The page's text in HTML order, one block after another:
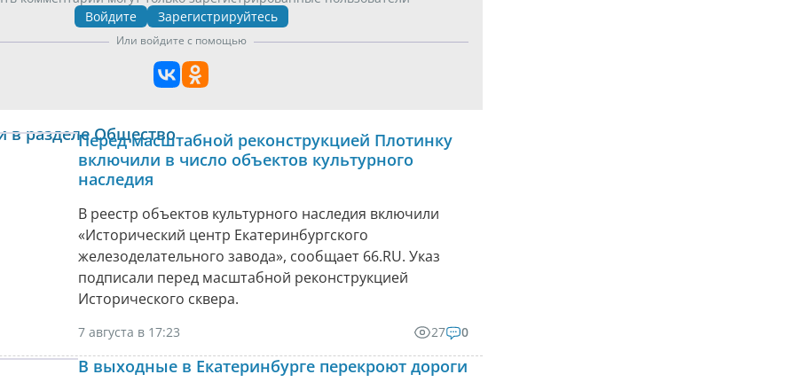
Войдите
Зарегистрируйтесь
Или войдите с помощью
в разделе Общество
Перед масштабной реконструкцией Плотинку
включили в число объектов культурного
наследия
В реестр объектов культурного наследия включили
«Исторический центр Екатеринбургского
железоделательного завода», сообщает 66.RU. Указ
подписали перед масштабной реконструкцией
Исторического сквера.
7 августа в 17:23 27 0
В выходные в Екатеринбурге перекроют дороги